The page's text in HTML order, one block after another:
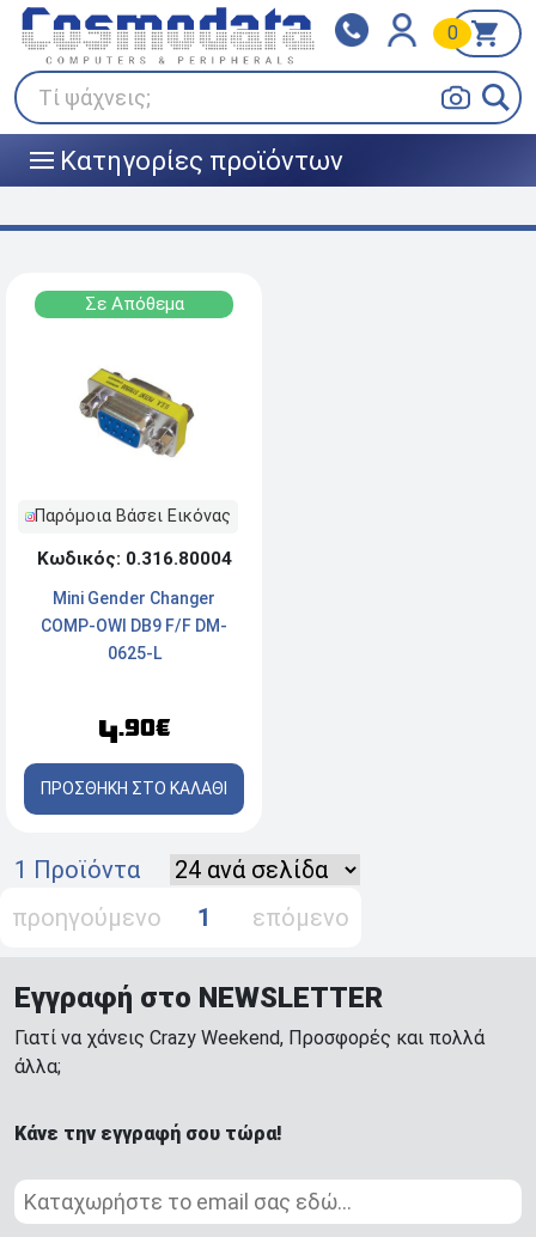
Τί ψάχνεις;
0
||| Κατηγορίες προϊόντων
Klarna
Πληρώστε σε 3
άτοκες δόσεις
BOX NOW
Σε Απόθεμα
Παρόμοια Βάσει Εικόνας
Κωδικός: 0.316.80004
Mini Gender Changer
COMP-OWI DB9 F/F DM-
0625-L
4.90€
ΠΡΟΣΘΗΚΗ ΣΤΟ ΚΑΛΑΘΙ
1 Προϊόντα
προηγούμενο
1 επόμενο
Εγγραφή στο NEWSLETTER
Γιατί να χάνεις Crazy Weekend, Προσφορές και πολλά
άλλα;
Κάνε την εγγραφή σου τώρα!